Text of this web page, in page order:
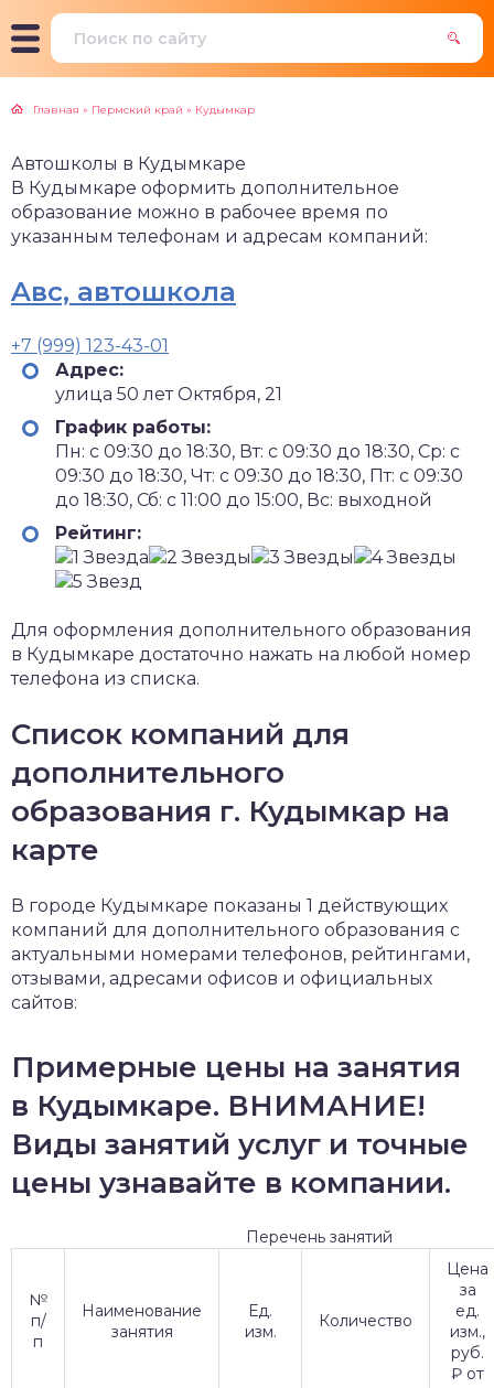
Главная » Пермский край » Кудымкар
Автошколы в Кудымкаре
В Кудымкаре оформить дополнительное
образование можно в рабочее время по
указанным телефонам и адресам компаний:
Aвс, автошкола
+7 (999) 123-43-01
Адрес:
улица 50 лет Октября, 21
График работы:
Пн: с 09:30 до 18:30, Вт: с 09:30 до 18:30, Ср: с
09:30 до 18:30, Чт: с 09:30 до 18:30, Пт: с 09:30
до 18:30, Сб: с 11:00 до 15:00, Вс: выходной
Рейтинг:
Для оформления дополнительного образования
в Кудымкаре достаточно нажать на любой номер
телефона из списка.
Список компаний для
дополнительного
образования г. Кудымкар на
карте
В городе Кудымкаре показаны 1 действующих
компаний для дополнительного образования с
актуальными номерами телефонов, рейтингами,
отзывами, адресами офисов и официальных
сайтов:
Примерные цены на занятия
в Кудымкаре. ВНИМАНИЕ!
Виды занятий услуг и точные
цены узнавайте в компании.
Перечень занятий
№
п/
п
Наименование
занятия
Ед.
изм.
Количество
Цена
за
ед.
изм.,
руб.
₽ от